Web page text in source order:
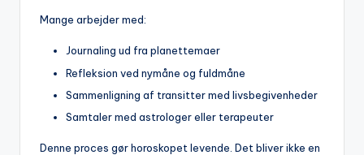
Mange arbejder med:
Journaling ud fra planettemaer
Refleksion ved nymåne og fuldmåne
Sammenligning af transitter med livsbegivenheder
Samtaler med astrologer eller terapeuter
Denne proces gør horoskopet levende. Det bliver ikke en